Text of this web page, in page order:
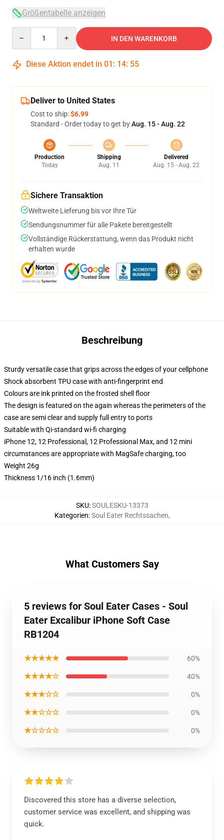
Größentabelle anzeigen
IN DEN WARENKORB
Diese Aktion endet in 01 : 14: 54
Deliver to United States
Cost to ship:$6.99
Standard - Order today to get byAug. 15 - Aug. 22
Production
Today
Shipping
Aug. 11
Delivered
Aug. 15 - Aug. 22
Sichere Transaktion
Weltweite Lieferung bis vor Ihre Tür
Sendungsnummer für alle Pakete bereitgestellt
Vollständige Rückerstattung, wenn das Produkt nicht
erhalten wurde
Beschreibung
Sturdy versatile case that grips across the edges of your cellphone
Shock absorbent TPU case with anti-fingerprint end
Colours are ink printed on the frosted shell floor
The design is featured on the again whereas the perimeters of the
case are semi clear and supply full entry to ports
Suitable with Qi-standard wi-fi charging
iPhone 12, 12 Professional, 12 Professional Max, and 12 mini
circumstances are appropriate with MagSafe charging, too
Weight 26g
Thickness 1/16 inch (1.6mm)
SKU:SOULESKU-13373
Kategorien:Soul Eater Rechtssachen,
What Customers Say
5 reviews for Soul Eater Cases - Soul
Eater Excalibur iPhone Soft Case
RB1204
★★★★★ 60%
★★★★☆ 40%
★★★☆☆ 0%
★★☆☆☆ 0%
★☆☆☆☆ 0%
Discovered this store has a diverse selection,
customer service was excellent, and shipping was
quick.